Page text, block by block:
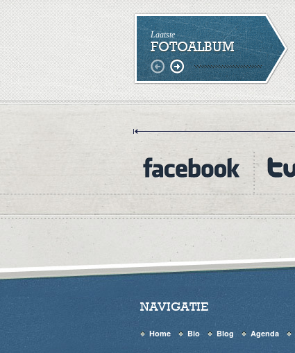
Laatste
FOTOALBUM
NAVIGATIE
Home Bio Blog Agenda